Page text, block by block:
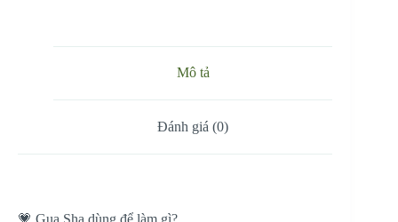
Mô tả
Đánh giá (0)
💗 Gua Sha dùng để làm gì?